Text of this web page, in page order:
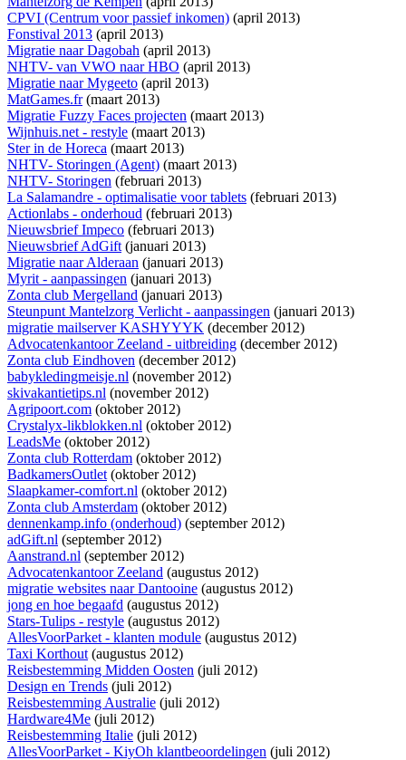
CPVI (Centrum voor passief inkomen) (april 2013)
Fonstival 2013 (april 2013)
Migratie naar Dagobah (april 2013)
NHTV- van VWO naar HBO (april 2013)
Migratie naar Mygeeto (april 2013)
MatGames.fr(maart 2013)
Migratie Fuzzy Faces projecten (maart 2013)
Wijnhuis.net - restyle (maart 2013)
Ster in de Horeca (maart 2013)
NHTV- Storingen (Agent) (maart 2013)
NHTV- Storingen (februari 2013)
La Salamandre - optimalisatie voor tablets (februari 2013)
Actionlabs - onderhoud (februari 2013)
Nieuwsbrief Impeco (februari 2013)
Nieuwsbrief AdGift(januari 2013)
Migratie naar Alderaan (januari 2013)
Myrit - aanpassingen (januari 2013)
Zonta club Mergelland (januari 2013)
Steunpunt Mantelzorg Verlicht - aanpassingen (januari 2013)
migratie mailserver KASHYYYK (december 2012)
Advocatenkantoor Zeeland - uitbreiding (december 2012)
Zonta club Eindhoven (december 2012)
babykledingmeisje.nl (november 2012)
skivakantietips.nl (november 2012)
Agripoort.com (oktober 2012)
Crystalyx-likblokken.nl (oktober 2012)
LeadsMe (oktober 2012)
Zonta club Rotterdam (oktober 2012)
BadkamersOutlet(oktober 2012)
Slaapkamer-comfort.nl (oktober 2012)
Zonta club Amsterdam (oktober 2012)
dennenkamp.info (onderhoud) (september 2012)
adGift.nl (september 2012)
Aanstrand.nl (september 2012)
Advocatenkantoor Zeeland (augustus 2012)
migratie websites naar Dantooine (augustus 2012)
jong en hoe begaafd (augustus 2012)
Stars-Tulips - restyle (augustus 2012)
AllesVoorParket - klanten module (augustus 2012)
Taxi Korthout(augustus 2012)
Reisbestemming Midden Oosten (juli 2012)
Design en Trends (juli 2012)
Reisbestemming Australie (juli 2012)
Hardware4Me (juli 2012)
Reisbestemming Italie (juli 2012)
AllesVoorParket - KiyOh klantbeoordelingen (juli 2012)